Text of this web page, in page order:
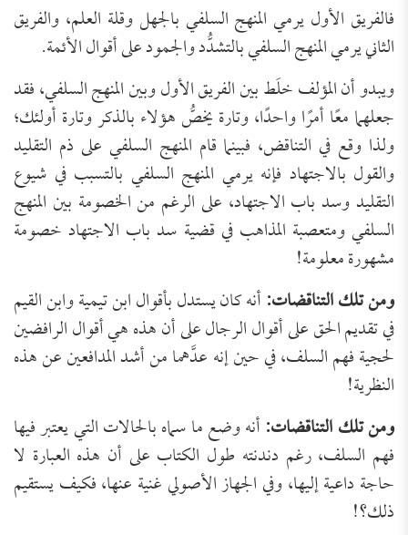
فالفريق الأول يرمي المنهج السلفي بالجهل وقلة العلم، والفريق
الثاني يرمي المنهج السلفي بالتشدُّد والجمود على أقوال الأئمة.
ويبدو أن المؤلف خلَط بين الفريق الأول وبين المنهج السلفي، فقد
جعلهما معًا أمرًا واحدًا، وتارة يخصُّ هؤلاء بالذكر وتارة أولئك؛
ولذا وقع في التناقض، فبينما قام المنهج السلفي على ذم التقليد
والقول بالاجتهاد فإنه يرمي المنهج السلفي بالتسبب في شيوع
التقليد وسد باب الاجتهاد، على الرغم من الخصومة بين المنهج
السلفي ومتعصبة المذاهب في قضية سد باب الاجتهاد خصومة
مشهورة معلومة!
ومن تلك التناقضات:أنه كان يستدل بأقوال ابن تيمية وابن القيم
في تقديم الحق على أقوال الرجال على أن هذه هي أقوال الرافضين
لحجية فهم السلف، في حين إنه عدَّهما من أشد المدافعين عن هذه
النظرية!
ومن تلك التناقضات:أنه وضع ما سماه بالحالات التي يعتبر فيها
فهم السلف، رغم دندنته طول الكتاب على أن هذه العبارة لا
حاجة داعية إليها، وفي الجهاز الأصولي غنية عنها، فكيف يستقيم
ذلك؟!